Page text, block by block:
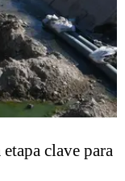
clave para